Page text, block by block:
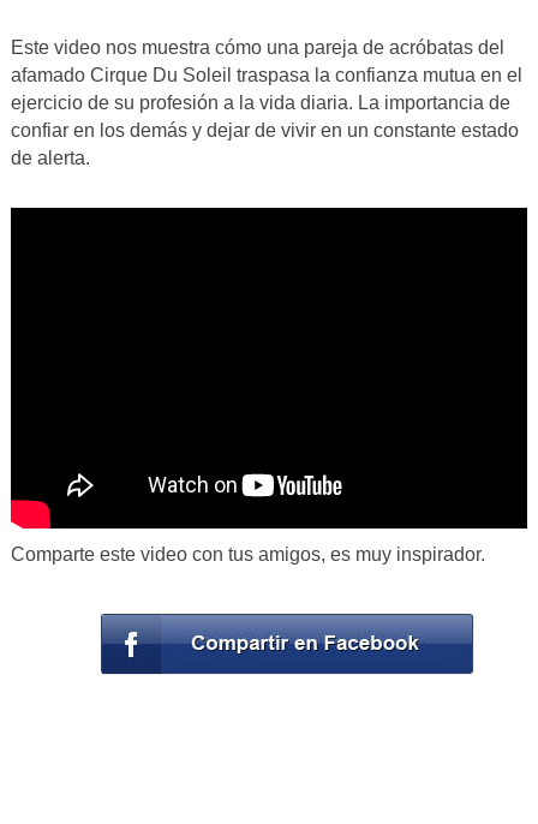
Este video nos muestra cómo una pareja de acróbatas del
afamado Cirque Du Soleil traspasa la confianza mutua en el
ejercicio de su profesión a la vida diaria. La importancia de
confiar en los demás y dejar de vivir en un constante estado
de alerta.
Comparte este video con tus amigos, es muy inspirador.